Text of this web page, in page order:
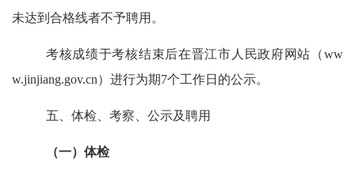
未达到合格线者不予聘用。
考核成绩于考核结束后在晋江市人民政府网站（ww
w.jinjiang.gov.cn）进行为期7个工作日的公示。
五、体检、考察、公示及聘用
（一）体检